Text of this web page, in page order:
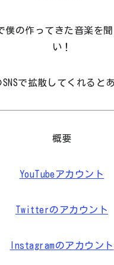
僕の作ってきた音楽を
い！
で拡散してくれると
概要
YouTubeアカウント
Twitterのアカウント
Instagramのアカウント